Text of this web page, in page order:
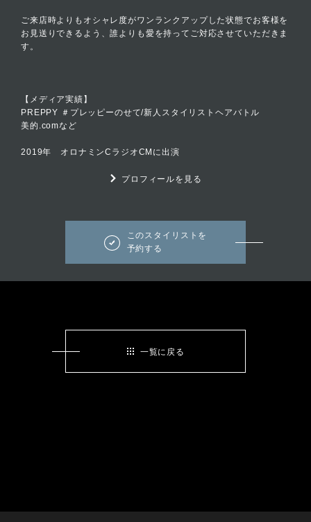
ご来店時よりもオシャレ度がワンランクアップした状態でお客様を
お見送りできるよう、誰よりも愛を持ってご対応させていただきま
す。
【メディア実績】
PREPPY ＃プレッピーのせて/新人スタイリストヘアバトル
美的.comなど
2019年 オロナミンCラジオCMに出演
プロフィールを見る
このスタイリストを
予約する
一覧に戻る